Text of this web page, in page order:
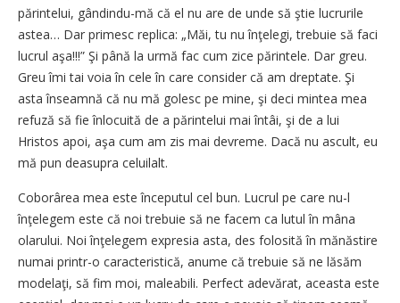
părintelui, gândindu-mă că el nu are de unde să ştie lucrurile
astea… Dar primesc replica: „Măi, tu nu înţelegi, trebuie să faci
lucrul aşa!!!” Şi până la urmă fac cum zice părintele. Dar greu.
Greu îmi tai voia în cele în care consider că am dreptate. Şi
asta înseamnă că nu mă golesc pe mine, şi deci mintea mea
refuză să fie înlocuită de a părintelui mai întâi, şi de a lui
Hristos apoi, aşa cum am zis mai devreme. Dacă nu ascult, eu
mă pun deasupra celuilalt.
Coborârea mea este începutul cel bun. Lucrul pe care nu-l
înţelegem este că noi trebuie să ne facem ca lutul în mâna
olarului. Noi înţelegem expresia asta, des folosită în mănăstire
numai printr-o caracteristică, anume că trebuie să ne lăsăm
modelaţi, să fim moi, maleabili. Perfect adevărat, aceasta este